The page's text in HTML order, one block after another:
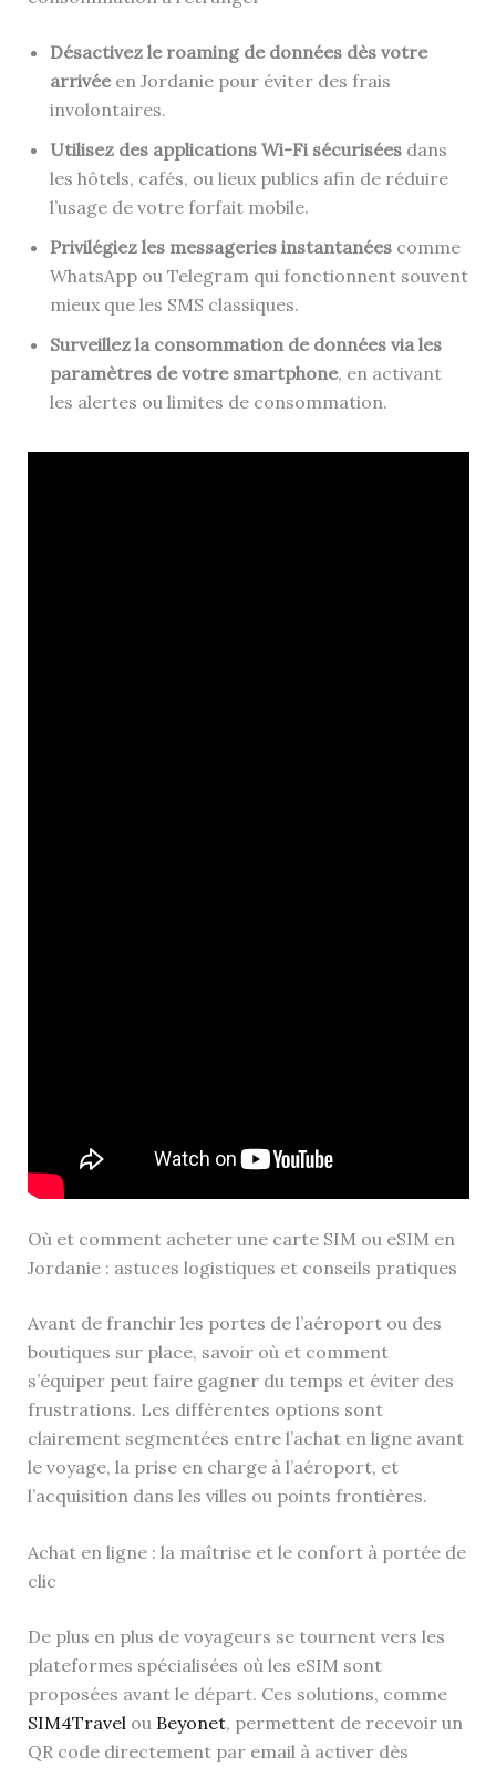
Désactivez le roaming de données dès votre
arrivéeen Jordanie pour éviter des frais
involontaires.
Utilisez des applications Wi-Fi sécuriséesdans
les hôtels, cafés, ou lieux publics afin de réduire
l’usage de votre forfait mobile.
Privilégiez les messageries instantanéescomme
WhatsApp ou Telegram qui fonctionnent souvent
mieux que les SMS classiques.
Surveillez la consommation de données via les
paramètres de votre smartphone, en activant
les alertes ou limites de consommation.
Où et comment acheter une carte SIM ou eSIM en
Jordanie : astuces logistiques et conseils pratiques
Avant de franchir les portes de l’aéroport ou des
boutiques sur place, savoir où et comment
s’équiper peut faire gagner du temps et éviter des
frustrations. Les différentes options sont
clairement segmentées entre l’achat en ligne avant
le voyage, la prise en charge à l’aéroport, et
l’acquisition dans les villes ou points frontières.
Achat en ligne : la maîtrise et le confort à portée de
clic
De plus en plus de voyageurs se tournent vers les
plateformes spécialisées où les eSIM sont
proposées avant le départ. Ces solutions, comme
SIM4Travelou Beyonet, permettent de recevoir un
QR code directement par email à activer dès